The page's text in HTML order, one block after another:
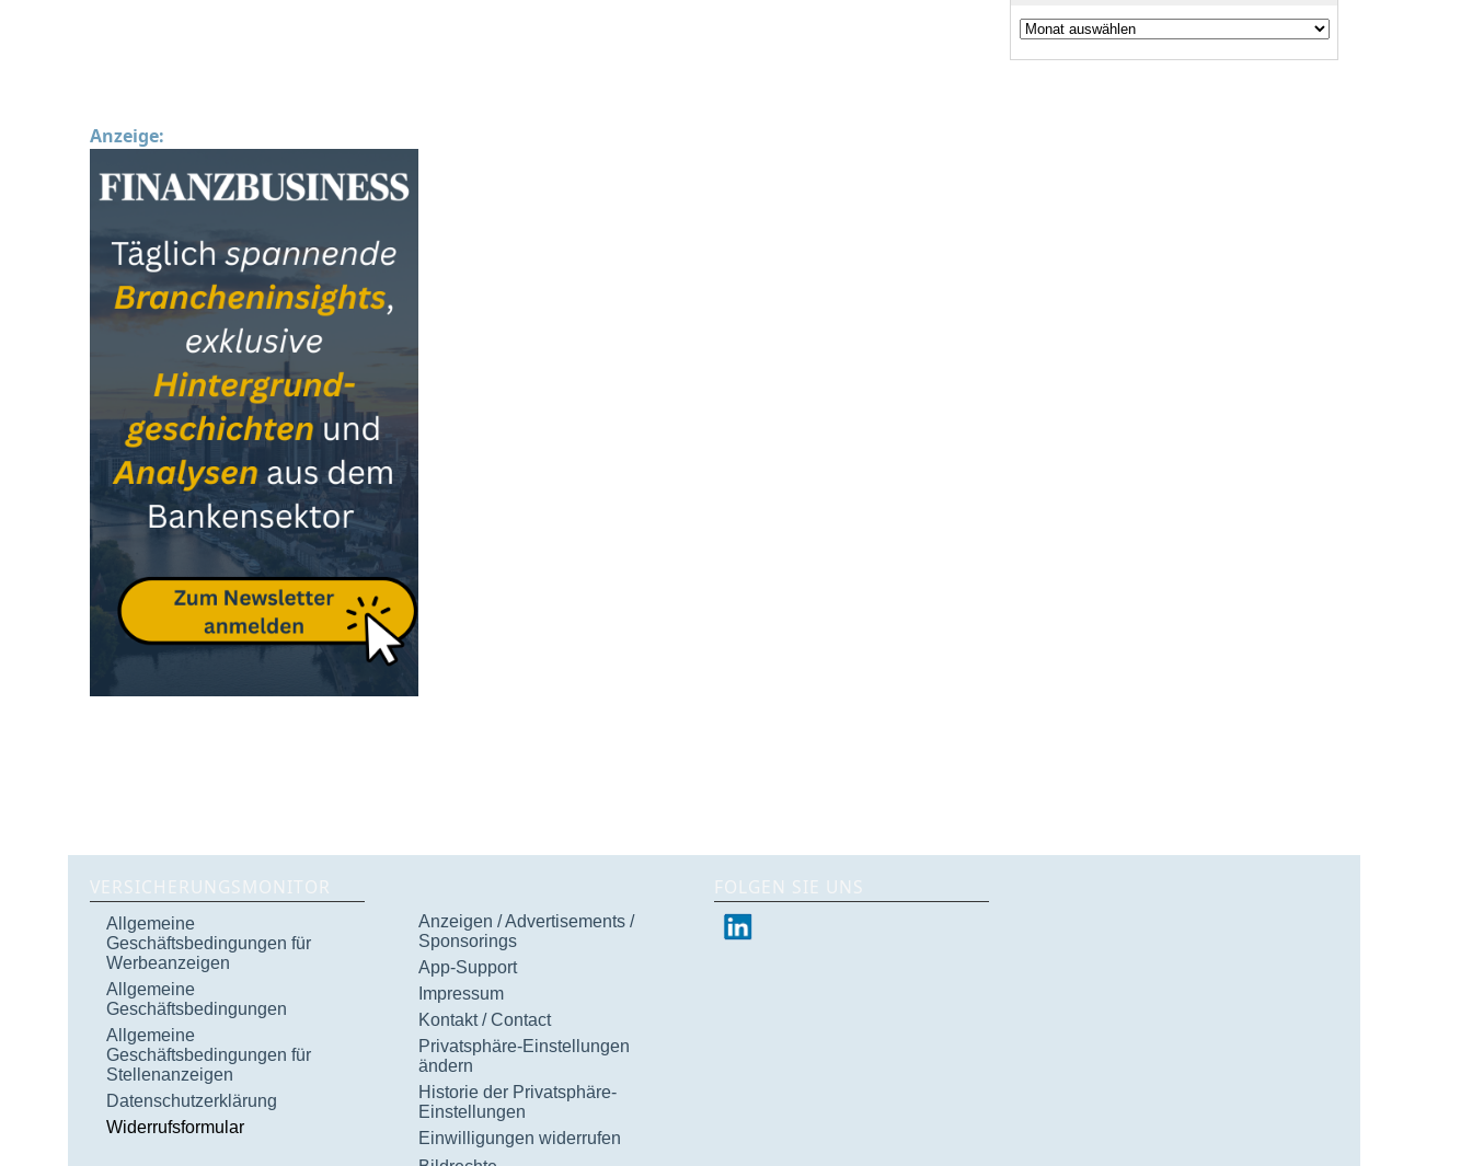
Anzeige:
VERSICHERUNGSMONITOR
Allgemeine
Geschäftsbedingungen für
Werbeanzeigen
Allgemeine
Geschäftsbedingungen
Allgemeine
Geschäftsbedingungen für
Stellenanzeigen
Datenschutzerklärung
Widerrufsformular
Anzeigen / Advertisements /
Sponsorings
App-Support
Impressum
Kontakt / Contact
Privatsphäre-Einstellungen
ändern
Historie der Privatsphäre-
Einstellungen
Einwilligungen widerrufen
FOLGEN SIE UNS